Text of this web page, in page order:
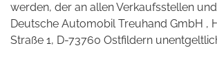
werden, der an allen Verkaufsstellen
Deutsche Automobil Treuhand GmbH ,
Straße 1, D-73760 Ostfildern